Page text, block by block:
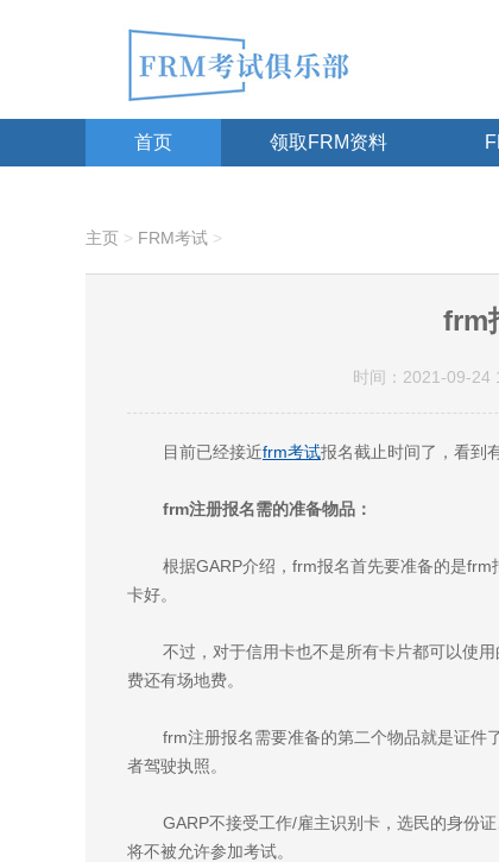
首页 领取FRM资料
主页 > FRM考试 >
frm
时间：2021-09-24
目前已经接近frm考试报名截止时间了，看到
frm注册报名需的准备物品：
根据GARP介绍，frm报名首先要准备的是
卡好。
不过，对于信用卡也不是所有卡片都可以使
费还有场地费。
frm注册报名需要准备的第二个物品就是证件
者驾驶执照。
GARP不接受工作/雇主识别卡，选民的身份
将不被允许参加考试。